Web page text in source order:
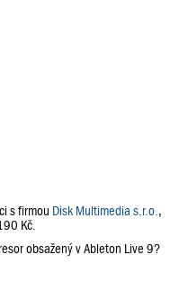
s firmou Disk Multimedia s.r.o. ,
Kč.
obsažený v Ableton Live 9?